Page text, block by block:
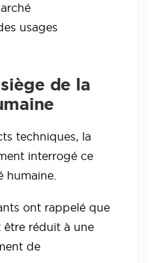
usages
de la
techniques, la
interrogé ce
humaine.
ont rappelé que
être réduit à une
de